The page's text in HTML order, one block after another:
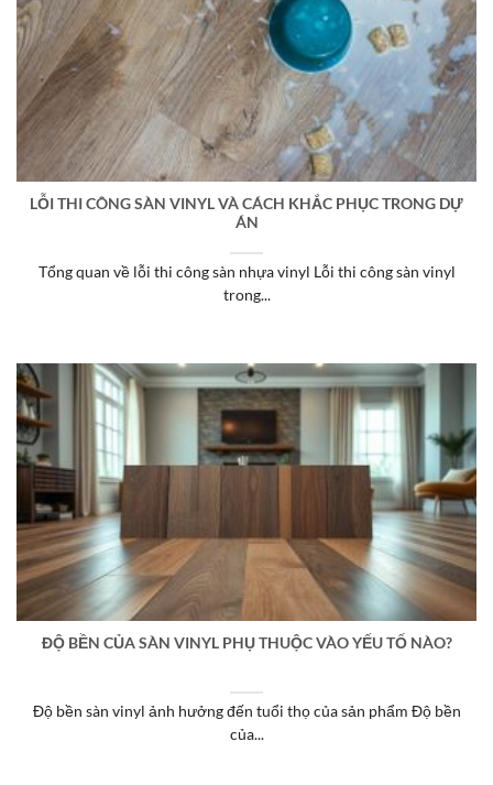
LỖI THI CÔNG SÀN VINYL VÀ CÁCH KHẮC PHỤC TRONG DỰ
ÁN
Tổng quan về lỗi thi công sàn nhựa vinyl Lỗi thi công sàn vinyl
trong...
ĐỘ BỀN CỦA SÀN VINYL PHỤ THUỘC VÀO YẾU TỐ NÀO?
Độ bền sàn vinyl ảnh hưởng đến tuổi thọ của sản phẩm Độ bền
của...